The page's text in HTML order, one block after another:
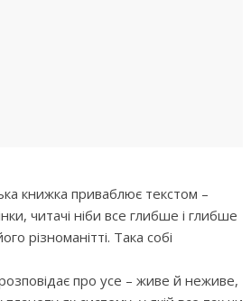
книжка приваблює текстом –
читачі ніби все глибше і глибше
різноманітті. Така собі
про усе – живе й неживе,